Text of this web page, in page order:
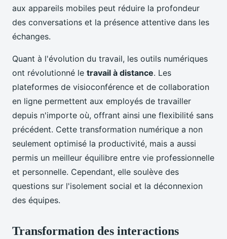
aux appareils mobiles peut réduire la profondeur
des conversations et la présence attentive dans les
échanges.
Quant à l'évolution du travail, les outils numériques
ont révolutionné le travail à distance. Les
plateformes de visioconférence et de collaboration
en ligne permettent aux employés de travailler
depuis n'importe où, offrant ainsi une flexibilité sans
précédent. Cette transformation numérique a non
seulement optimisé la productivité, mais a aussi
permis un meilleur équilibre entre vie professionnelle
et personnelle. Cependant, elle soulève des
questions sur l'isolement social et la déconnexion
des équipes.
Transformation des interactions